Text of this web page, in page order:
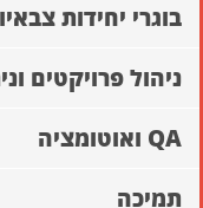
בוגרי יחידות
ניהול פרויקטים
QA ואוטומציה
תמיכה